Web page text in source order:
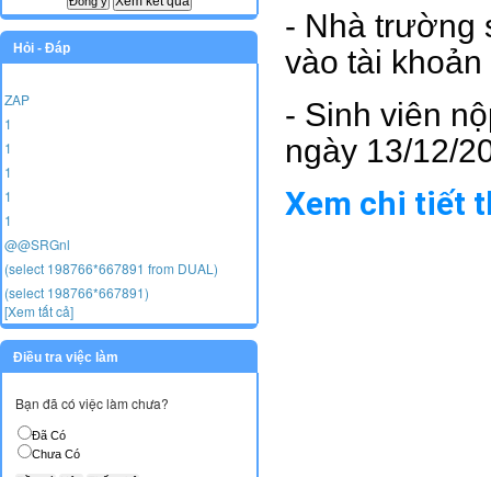
Hỏi - Đáp
ZAP
1
1
1
1
1
@@SRGnl
(select 198766*667891 from DUAL)
(select 198766*667891)
[Xem tất cả]
Điều tra việc làm
Bạn đã có việc làm chưa?
Đã Có
Chưa Có
- Nhà trường
vào tài
- Sinh viên
ngày 13/12/
Xem chi tiết